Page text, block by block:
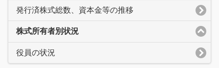
発行済株式総数、資本金等の推移
株式所有者別状況
役員の状況